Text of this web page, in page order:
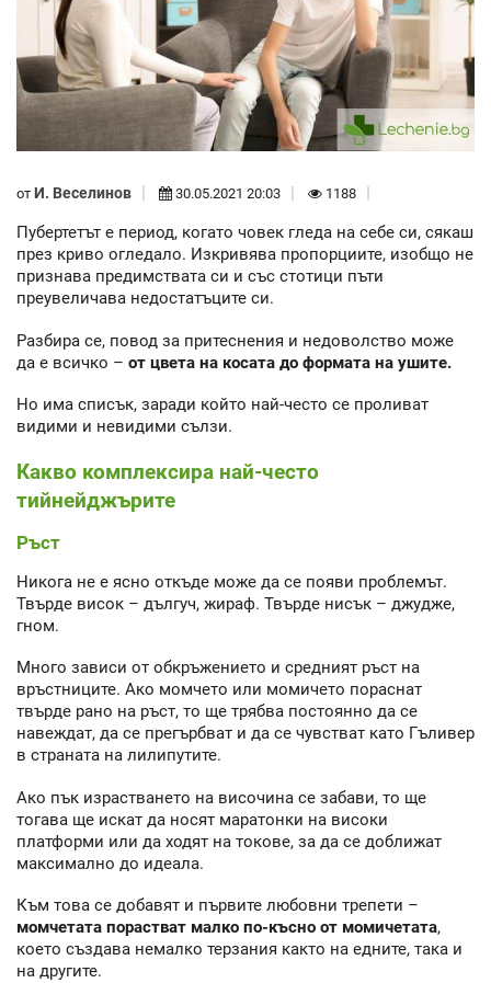
от И. Веселинов 30.05.2021 20:03 1188
Пубертетът е период, когато човек гледа на себе си, сякаш
през криво огледало. Изкривява пропорциите, изобщо не
признава предимствата си и със стотици пъти
преувеличава недостатъците си.
Разбира се, повод за притеснения и недоволство може
да е всичко – от цвета на косата до формата на ушите.
Но има списък, заради който най-често се проливат
видими и невидими сълзи.
Какво комплексира най-често
тийнейджърите
Ръст
Никога не е ясно откъде може да се появи проблемът.
Твърде висок – дългуч, жираф. Твърде нисък – джудже,
гном.
Много зависи от обкръжението и средният ръст на
връстниците. Ако момчето или момичето пораснат
твърде рано на ръст, то ще трябва постоянно да се
навеждат, да се прегърбват и да се чувстват като Гъливер
в страната на лилипутите.
Ако пък израстването на височина се забави, то ще
тогава ще искат да носят маратонки на високи
платформи или да ходят на токове, за да се доближат
максимално до идеала.
Към това се добавят и първите любовни трепети –
момчетата порастват малко по-късно от момичетата,
което създава немалко терзания както на едните, така и
на другите.